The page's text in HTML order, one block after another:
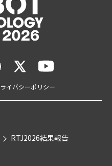
イバシーポリシー
RTJ2026結果報告